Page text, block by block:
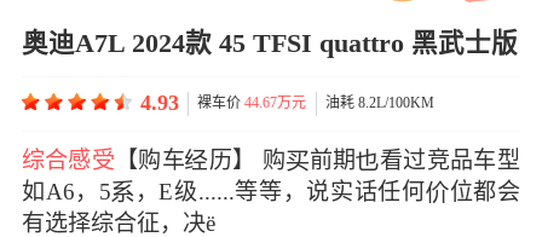
奥迪A7L 2024款 45 TFSI quattro 黑武士版
4.93 裸车价44.67万元 油耗 8.2L/100KM
综合感受 【购车历】 购前期看过竞品车型
如A6，5，E级......等等，说实话任何位都会
有选择综合征，决ë